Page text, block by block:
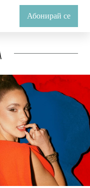
Абонирай се